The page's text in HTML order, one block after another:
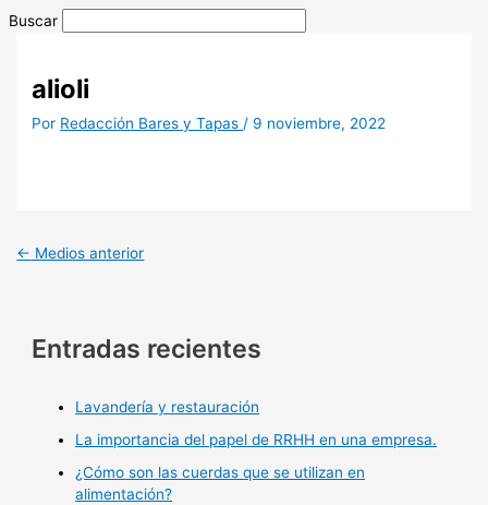
Buscar
alioli
Por Redacción Bares y Tapas/ 9 noviembre, 2022
← Medios anterior
Entradas recientes
Lavandería y restauración
La importancia del papel de RRHH en una empresa.
¿Cómo son las cuerdas que se utilizan en
alimentación?